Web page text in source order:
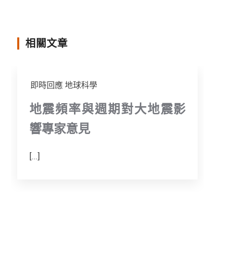
相關文章
即時回應 地球科學
地震頻率與週期對大地震影
響專家意見
[...]